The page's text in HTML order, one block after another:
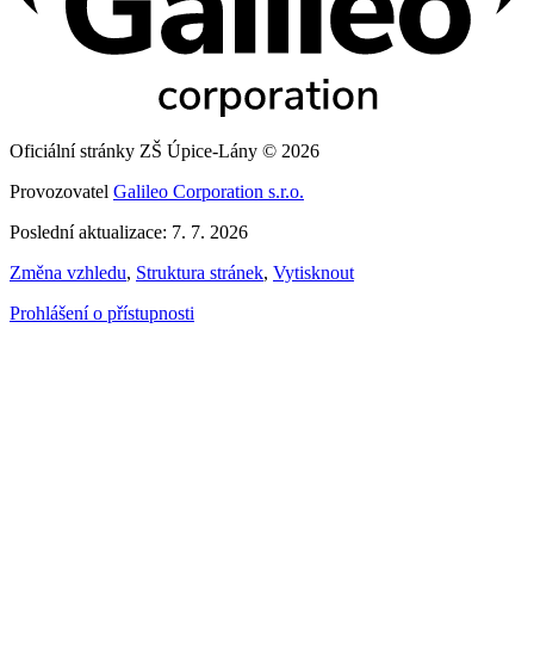
Oficiální stránky ZŠ Úpice-Lány © 2026
Provozovatel Galileo Corporation s.r.o.
Poslední aktualizace: 7. 7. 2026
Změna vzhledu, Struktura stránek, Vytisknout
Prohlášení o přístupnosti